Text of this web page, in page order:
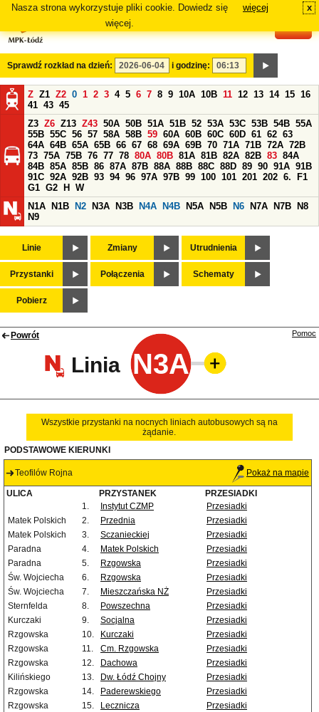
Nasza strona wykorzystuje pliki cookie. Dowiedz się
więcej.
więcej x
Sprawdź rozkład na dzień: i godzinę:
Z Z1 Z2 0 1 2 3 4 5 6 7 8 9 10A 10B 11 12 13 14 15 16
41 43 45
Z3 Z6 Z13 Z43 50A 50B 51A 51B 52 53A 53C 53B 54B 55A
55B 55C 56 57 58A 58B 59 60A 60B 60C 60D 61 62 63
64A 64B 65A 65B 66 67 68 69A 69B 70 71A 71B 72A 72B
73 75A 75B 76 77 78 80A 80B 81A 81B 82A 82B 83 84A
84B 85A 85B 86 87A 87B 88A 88B 88C 88D 89 90 91A 91B
91C 92A 92B 93 94 96 97A 97B 99 100 101 201 202 6.
F1
G1 G2 H
W
N1A
N1B N2 N3A N3B N4A N4B N5A N5B N6 N7A N7B
N8
N9
Linie Zmiany Utrudnienia
Przystanki Połączenia Schematy
Pobierz
Powrót
Linia N3A
Pomoc
Wszystkie przystanki na nocnych liniach autobusowych są na
żądanie.
PODSTAWOWE KIERUNKI
Teofilów Rojna Pokaż na mapie
ULICA PRZYSTANEK
PRZESIADKI
1.
Instytut CZMP
Przesiadki
Matek Polskich
2. Przednia
Przesiadki
Matek Polskich
3. Sczanieckiej
Przesiadki
Paradna
4. Matek Polskich
Przesiadki
Paradna
5. Rzgowska
Przesiadki
Św. Wojciecha
6. Rzgowska
Przesiadki
Św. Wojciecha
7. Mieszczańska NŻ
Przesiadki
Sternfelda
8. Powszechna
Przesiadki
Kurczaki
9. Socjalna
Przesiadki
Rzgowska
10. Kurczaki
Przesiadki
Rzgowska
11. Cm. Rzgowska
Przesiadki
Rzgowska
12. Dachowa
Przesiadki
Kilińskiego
13. Dw. Łódź Chojny
Przesiadki
Rzgowska
14. Paderewskiego
Przesiadki
Rzgowska
15. Lecznicza
Przesiadki